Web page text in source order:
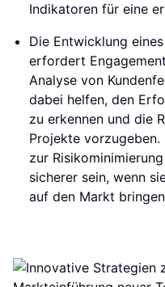
Indikatoren für eine
Die Entwicklung
erfordert
Analyse von
dabei helfen, den
zu erkennen und die
Projekte
zur
sicherer sein, wenn
auf den Markt